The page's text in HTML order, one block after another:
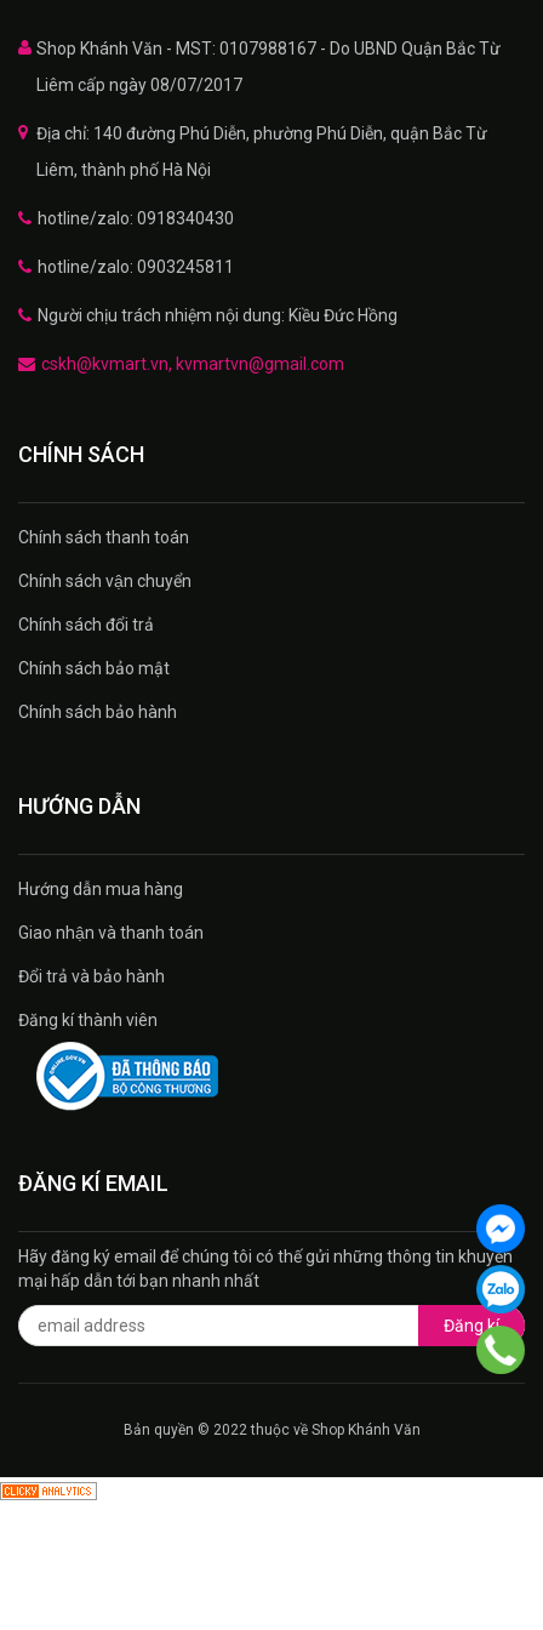
Shop Khánh Văn - MST: 0107988167 - Do UBND Quận Bắc Từ
Liêm cấp ngày 08/07/2017
Địa chỉ: 140 đường Phú Diễn, phường Phú Diễn, quận Bắc Từ
Liêm, thành phố Hà Nội
hotline/zalo: 0918340430
hotline/zalo: 0903245811
Người chịu trách nhiệm nội dung: Kiều Đức Hồng
cskh@kvmart.vn, kvmartvn@gmail.com
CHÍNH SÁCH
Chính sách thanh toán
Chính sách vận chuyển
Chính sách đổi trả
Chính sách bảo mật
Chính sách bảo hành
HƯỚNG DẪN
Hướng dẫn mua hàng
Giao nhận và thanh toán
Đổi trả và bảo hành
Đăng kí thành viên
ĐĂNG KÍ EMAIL
Hãy đăng ký email để chúng tôi có thế gửi những thông tin khuyến
mại hấp dẫn tới bạn nhanh nhất
Đăng kí
Bản quyền © 2022 thuộc về Shop Khánh Văn